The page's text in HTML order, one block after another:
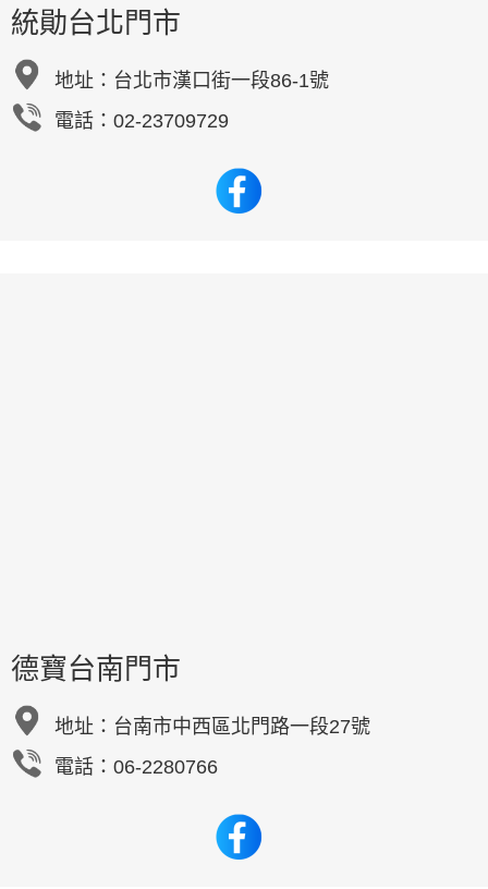
統勛台北門市
地址： 台北市漢口街一段86-1號
電話：02-23709729
德寶台南門市
地址： 台南市中西區北門路一段27號
電話：06-2280766